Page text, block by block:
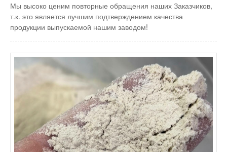
Мы высоко ценим повторные обращения наших Заказчиков,
т.к. это является лучшим подтверждением качества
продукции выпускаемой нашим заводом!